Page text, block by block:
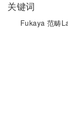
关键词
Fukaya 范畴